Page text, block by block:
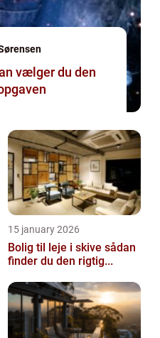
15 january 2026
Bolig til leje i skive sådan
finder du den rigtig...